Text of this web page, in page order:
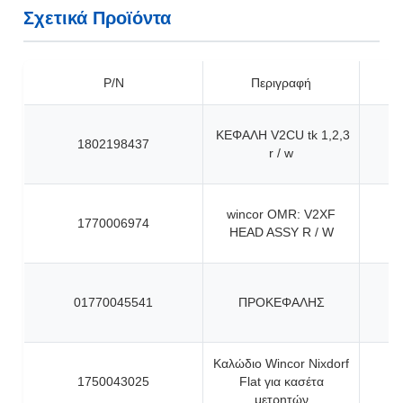
Σχετικά Προϊόντα
P/N Περιγραφή
1802198437
ΚΕΦΑΛΗ V2CU tk 1,2,3
r / w
1770006974
wincor OMR: V2XF
HEAD ASSY R / W
01770045541 ΠΡΟΚΕΦΑΛΗΣ
1750043025
Καλώδιο Wincor Nixdorf
Flat για κασέτα
μετρητών